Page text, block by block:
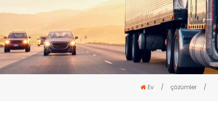
Ev / çözümler /